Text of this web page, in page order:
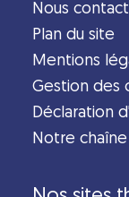
Nous
Plan du site
Mentions
Gestion des
Déclaration
Notre chaîne